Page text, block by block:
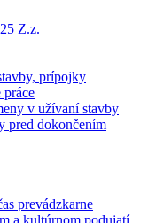
Z.z.
prípojky
práce
v užívaní stavby
pred dokončením
prevádzkarne
a kultúrnom podujatí